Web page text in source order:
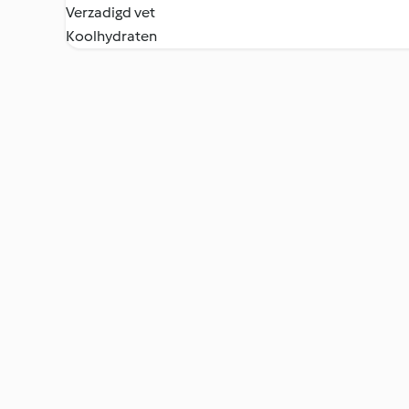
Verzadigd vet
Koolhydraten